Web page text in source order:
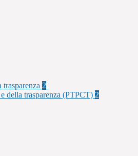
2
della trasparenza (PTPCT) 2